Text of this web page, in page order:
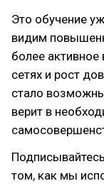
Это обучение
видим
более
сетях и рост
стало
верит в
том, как мы